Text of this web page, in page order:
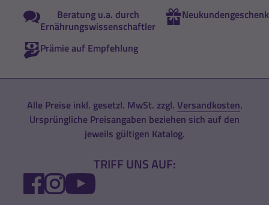
Beratung u.a. durch
Ernährungswissenschaftler
Neukundengeschenk
Prämie auf Empfehlung
Alle Preise inkl. gesetzl. MwSt. zzgl. Versandkosten.
Ursprüngliche Preisangaben beziehen sich auf den
jeweils gültigen Katalog.
TRIFF UNS AUF:
FACEBOOK
INSTAGRAM
YOUTUBE